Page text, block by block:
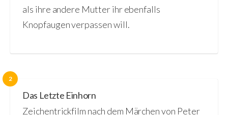
als ihre andere Mutter ihr ebenfalls
Knopfaugen verpassen will.
2
Das Letzte Einhorn
Zeichentrickfilm nach dem Märchen von Peter